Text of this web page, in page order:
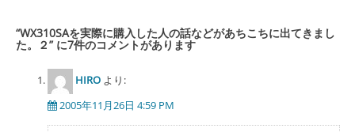
ゲ
ー
シ
“WX310SAを実際に購入した人の話などがあちこちに出てきまし
た。２” に7件のコメントがあります
HIRO より:
2005年11月26日 4:59 PM